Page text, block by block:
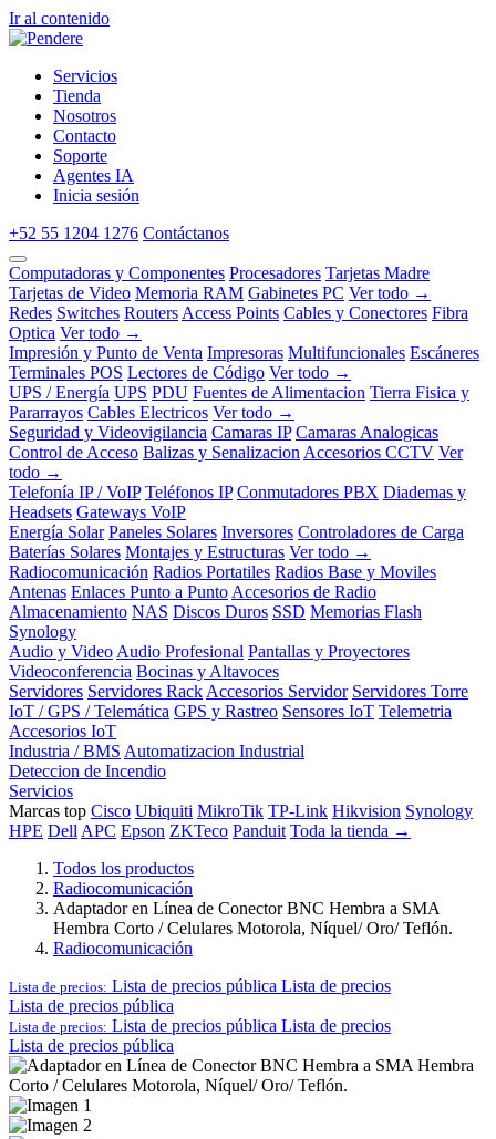
Ir al contenido
Servicios
Tienda
Nosotros
Contacto
Soporte
Agentes IA
Inicia sesión
+52 55 1204 1276 Contáctanos
Computadoras y Componentes Procesadores Tarjetas Madre
Tarjetas de Video Memoria RAM Gabinetes PC Ver todo →
Redes Switches Routers Access Points Cables y Conectores Fibra
Optica Ver todo →
Impresión y Punto de Venta Impresoras Multifuncionales Escáneres
Terminales POS Lectores de Código Ver todo →
UPS / Energía UPS PDU Fuentes de Alimentacion Tierra Fisica y
Pararrayos Cables Electricos Ver todo →
Seguridad y Videovigilancia Camaras IP Camaras Analogicas
Control de Acceso Balizas y Senalizacion Accesorios CCTV Ver
todo →
Telefonía IP / VoIP Teléfonos IP Conmutadores PBX Diademas y
Headsets Gateways VoIP
Energía Solar Paneles Solares Inversores Controladores de Carga
Baterías Solares Montajes y Estructuras Ver todo →
Radiocomunicación Radios Portatiles Radios Base y Moviles
Antenas Enlaces Punto a Punto Accesorios de Radio
Almacenamiento NAS Discos Duros SSD Memorias Flash
Synology
Audio y Video Audio Profesional Pantallas y Proyectores
Videoconferencia Bocinas y Altavoces
Servidores Servidores Rack Accesorios Servidor Servidores Torre
IoT / GPS / Telemática GPS y Rastreo Sensores IoT Telemetria
Accesorios IoT
Industria / BMS Automatizacion Industrial
Deteccion de Incendio
Servicios
Marcas top Cisco Ubiquiti MikroTik TP-Link Hikvision Synology
HPE Dell APC Epson ZKTeco Panduit Toda la tienda →
Todos los productos
Radiocomunicación
Adaptador en Línea de Conector BNC Hembra a SMA
Hembra Corto / Celulares Motorola, Níquel/ Oro/ Teflón.
Radiocomunicación
Lista de precios: Lista de precios pública Lista de precios
Lista de precios pública
Lista de precios: Lista de precios pública Lista de precios
Lista de precios pública